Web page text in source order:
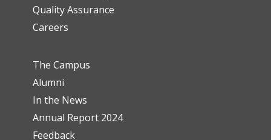
Quality Assurance
Careers
The Campus
Alumni
In the News
Annual Report 2024
Feedback